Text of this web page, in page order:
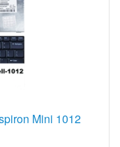
Mini 1012